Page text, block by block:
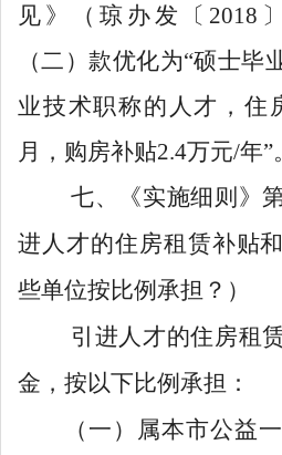
见》（琼办发〔 2018 〕
（二）款优化为“硕士毕
业技术职称的人才，住
月，购房补贴2.4万元/年”。
七、
《实施细则 》
进人才的住房租赁补贴
些单位按比例承担？ ）
引进人才的住房租
金 ，按以下比例承担：
（一）属本市公益